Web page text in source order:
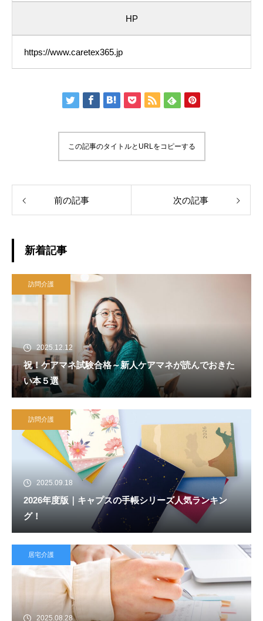
HP
https://www.caretex365.jp
この記事のタイトルとURLをコピーする
前の記事 次の記事
新着記事
訪問介護
2025.12.12
祝！ケアマネ試験合格～新人ケアマネが読んでおきた
い本５選
訪問介護
2025.09.18
2026年度版｜キャプスの手帳シリーズ人気ランキン
グ！
居宅介護
2025.08.28